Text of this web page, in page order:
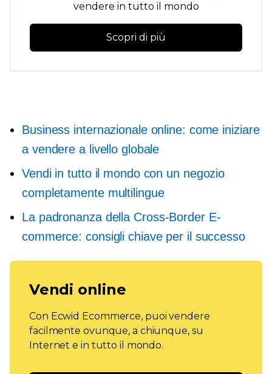
vendere in tutto il mondo
Scopri di più
Business internazionale online: come iniziare
a vendere a livello globale
Vendi in tutto il mondo con un negozio
completamente multilingue
La padronanza della Cross-BorderE-
commerce: consigli chiave per il successo
Vendi online
Con Ecwid Ecommerce, puoi vendere
facilmente ovunque, a chiunque, su
Internet e in tutto il mondo.